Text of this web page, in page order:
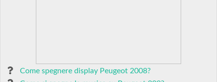
Come spegnere display Peugeot 2008?